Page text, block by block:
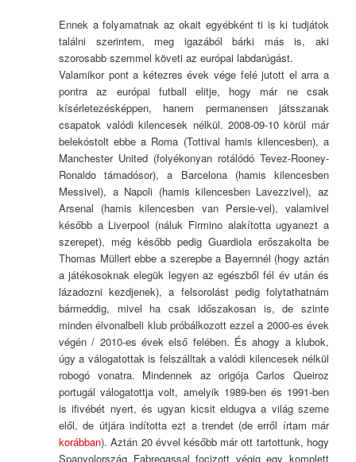
Ennek a folyamatnak az okait egyébként ti is ki tudjátok
találni szerintem, meg igazából bárki más is, aki
szorosabb szemmel követi az európai labdarúgást.
Valamikor pont a kétezres évek vége felé jutott el arra a
pontra az európai futball elitje, hogy már ne csak
kísérletezésképpen, hanem permanensen játsszanak
csapatok valódi kilencesek nélkül. 2008-09-10 körül már
belekóstolt ebbe a Roma (Tottival hamis kilencesben), a
Manchester United (folyékonyan rotálódó Tevez-Rooney-
Ronaldo támadósor), a Barcelona (hamis kilencesben
Messivel), a Napoli (hamis kilencesben Lavezzivel), az
Arsenal (hamis kilencesben van Persie-vel), valamivel
később a Liverpool (náluk Firmino alakította ugyanezt a
szerepet), még később pedig Guardiola erőszakolta be
Thomas Müllert ebbe a szerepbe a Bayernnél (hogy aztán
a játékosoknak elegük legyen az egészből fél év után és
lázadozni kezdjenek), a felsorolást pedig folytathatnám
bármeddig, mivel ha csak időszakosan is, de szinte
minden élvonalbeli klub próbálkozott ezzel a 2000-es évek
végén / 2010-es évek első felében. És ahogy a klubok,
úgy a válogatottak is felszálltak a valódi kilencesek nélkül
robogó vonatra. Mindennek az origója Carlos Queiroz
portugál válogatottja volt, amelyik 1989-ben és 1991-ben
is ifivébét nyert, és ugyan kicsit eldugva a világ szeme
elől, de útjára indította ezt a trendet (de erről írtam már
korábban). Aztán 20 évvel később már ott tartottunk, hogy
Spanyolország Fabregassal focizott végig egy komplett